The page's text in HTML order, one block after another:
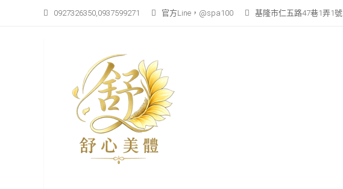
0927326350,0937599271 官方Line，@spa100 基隆市仁五路47巷1弄1號